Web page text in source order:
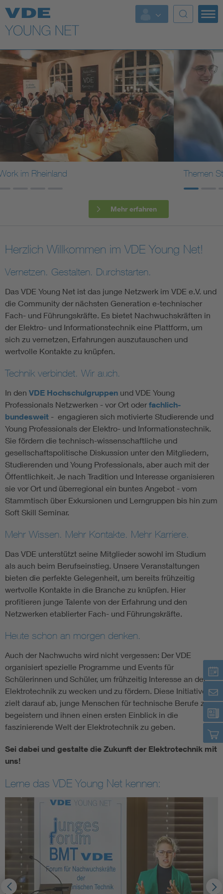
Top Themen
Fokusthemen
Energy
AI & Digital Trust
Health
Mobility
Electromobility
Energy efficiency
Energy storage
Functional safety
Themen Stammtisch Junges Forum ETG
Herzlich Willkommen im VDE Young Net!
Vernetzen. Gestalten. Durchstarten.
Das VDE Young Net ist das junge Netzwerk im VDE e.V. und
die Community der nächsten Generation e-technischer
Fach- und Führungskräfte. Es bietet Nachwuchskräften in
der Elektro- und Informationstechnik eine Plattform, um
sich zu vernetzen, Erfahrungen auszutauschen und
wertvolle Kontakte zu knüpfen.
Technik verbindet. Wir auch.
In den VDE Hochschulgruppen und VDE Young
Professionals Netzwerken - vor Ort oderfachlich-
bundesweit - engagieren sich motivierte Studierende und
Young Professionals der Elektro- und Informationstechnik.
Sie fördern die technisch-wissenschaftliche und
gesellschaftspolitische Diskussion unter den Mitgliedern,
Studierenden und Young Professionals, aber auch mit der
Öffentlichkeit. Je nach Tradition und Interesse organisieren
sie vor Ort und überregional ein buntes Angebot - vom
Stammtisch über Exkursionen und Lerngruppen bis hin zum
Soft Skill Seminar.
Mehr Wissen. Mehr Kontakte. Mehr Karriere.
Das VDE unterstützt seine Mitglieder sowohl im Studium
als auch beim Berufseinstieg. Unsere Veranstaltungen
bieten die perfekte Gelegenheit, um bereits frühzeitig
wertvolle Kontakte in die Branche zu knüpfen. Hier
profitieren junge Talente von der Erfahrung und den
Netzwerken etablierter Fach- und Führungskräfte.
Heute schon an morgen denken.
Auch der Nachwuchs wird nicht vergessen: Der VDE
organisiert spezielle Programme und Events für
Schülerinnen und Schüler, um frühzeitig Interesse an der
Elektrotechnik zu wecken und zu fördern. Diese Initiative
zielt darauf ab, junge Menschen für technische Berufe zu
begeistern und ihnen einen ersten Einblick in die
faszinierende Welt der Elektrotechnik zu geben.
Sei dabei und gestalte die Zukunft der Elektrotechnik mit
uns!
Lerne das VDE Young Net kennen: